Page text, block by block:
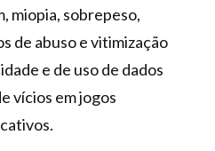
miopia, sobrepeso,
de abuso e vitimização
e de uso de dados
vícios em jogos